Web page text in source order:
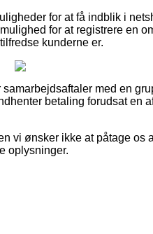
for at få indblik i
for at registrere en
kunderne er.
med en
betaling forudsat en
vi ønsker ikke at påtage os
oplysninger.